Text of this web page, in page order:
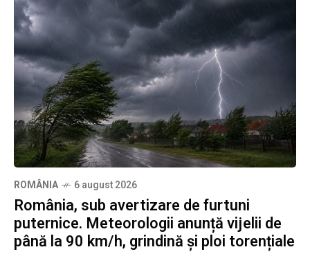
ROMÂNIA 6 august 2026
România, sub avertizare de furtuni
puternice. Meteorologii anunță vijelii de
până la 90 km/h, grindină și ploi torențiale